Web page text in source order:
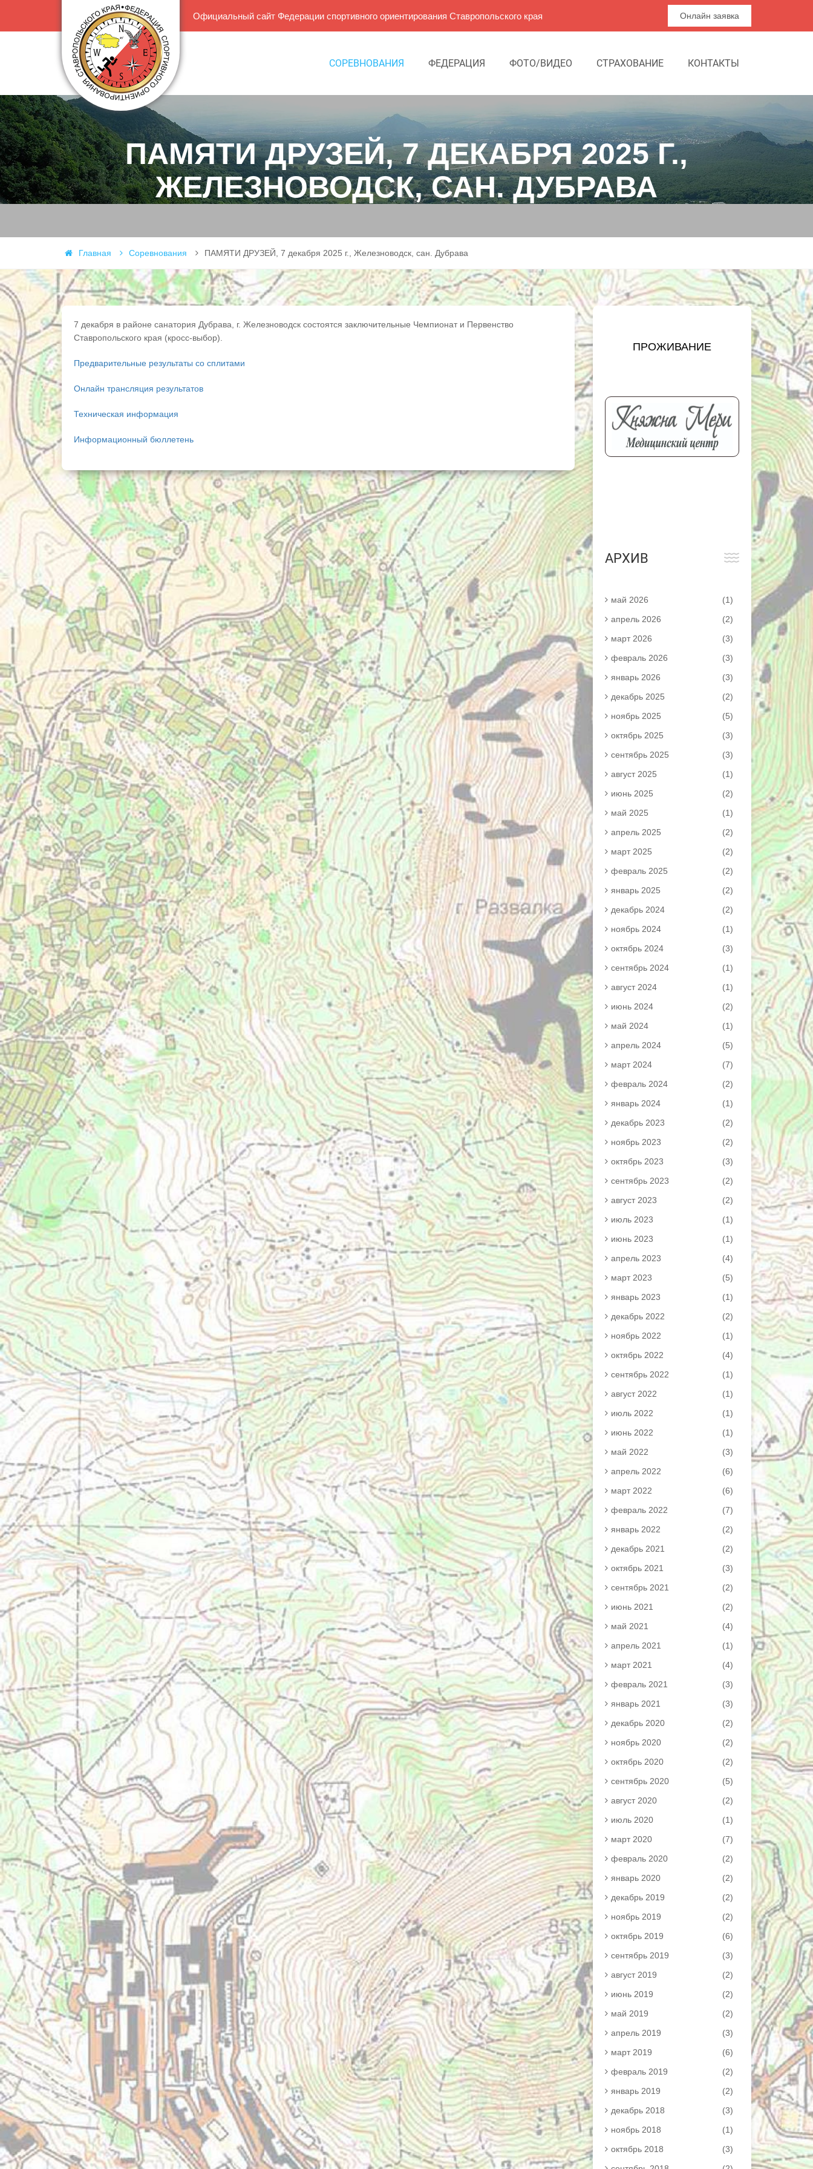
Официальный сайт Федерации спортивного ориентирования Ставропольского края Онлайн заявка
СОРЕВНОВАНИЯ ФЕДЕРАЦИЯ ФОТО/ВИДЕО СТРАХОВАНИЕ КОНТАКТЫ
ПАМЯТИ ДРУЗЕЙ, 7 ДЕКАБРЯ 2025 Г.,
ЖЕЛЕЗНОВОДСК, САН. ДУБРАВА
Главная Соревнования ПАМЯТИ ДРУЗЕЙ, 7 декабря 2025 г., Железноводск, сан. Дубрава
7 декабря в районе санатория Дубрава, г. Железноводск состоятся заключительные Чемпионат и Первенство
Ставропольского края (кросс-выбор).
Предварительные результаты со сплитами
Онлайн трансляция результатов
Техническая информация
Информационный бюллетень
ПРОЖИВАНИЕ
АРХИВ
май 2026
(1)
апрель 2026
(2)
март 2026
(3)
февраль 2026
(3)
январь 2026
(3)
декабрь 2025
(2)
ноябрь 2025
(5)
октябрь 2025
(3)
сентябрь 2025
(3)
август 2025
(1)
июнь 2025
(2)
май 2025
(1)
апрель 2025
(2)
март 2025
(2)
февраль 2025
(2)
январь 2025
(2)
декабрь 2024
(2)
ноябрь 2024
(1)
октябрь 2024
(3)
сентябрь 2024
(1)
август 2024
(1)
июнь 2024
(2)
май 2024
(1)
апрель 2024
(5)
март 2024
(7)
февраль 2024
(2)
январь 2024
(1)
декабрь 2023
(2)
ноябрь 2023
(2)
октябрь 2023
(3)
сентябрь 2023
(2)
август 2023
(2)
июль 2023
(1)
июнь 2023
(1)
апрель 2023
(4)
март 2023
(5)
январь 2023
(1)
декабрь 2022
(2)
ноябрь 2022
(1)
октябрь 2022
(4)
сентябрь 2022
(1)
август 2022
(1)
июль 2022
(1)
июнь 2022
(1)
май 2022
(3)
апрель 2022
(6)
март 2022
(6)
февраль 2022
(7)
январь 2022
(2)
декабрь 2021
(2)
октябрь 2021
(3)
сентябрь 2021
(2)
июнь 2021
(2)
май 2021
(4)
апрель 2021
(1)
март 2021
(4)
февраль 2021
(3)
январь 2021
(3)
декабрь 2020
(2)
ноябрь 2020
(2)
октябрь 2020
(2)
сентябрь 2020
(5)
август 2020
(2)
июль 2020
(1)
март 2020
(7)
февраль 2020
(2)
январь 2020
(2)
декабрь 2019
(2)
ноябрь 2019
(2)
октябрь 2019
(6)
сентябрь 2019
(3)
август 2019
(2)
июнь 2019
(2)
май 2019
(2)
апрель 2019
(3)
март 2019
(6)
февраль 2019
(2)
январь 2019
(2)
декабрь 2018
(3)
ноябрь 2018
(1)
октябрь 2018
(3)